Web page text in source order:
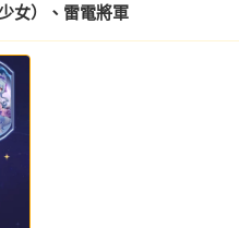
女）、雷電將軍